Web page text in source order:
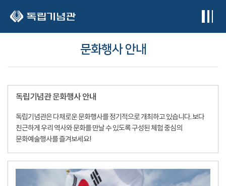
문화행사 안내
독립기념관 문화행사 안내
독립기념관은 다채로운 문화행사를 정기적으로 개최하고 있습니다. 보다
친근하게 우리 역사와 문화를 만날 수 있도록 구성된 체험 중심의
문화예술행사를 즐겨보세요!